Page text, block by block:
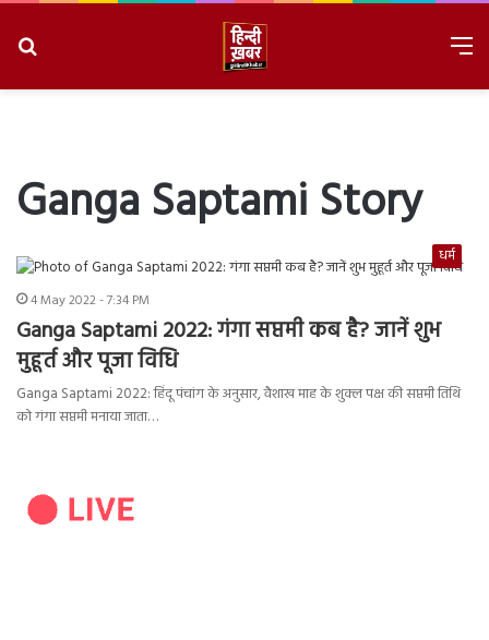
Ganga Saptami Story
धर्म
4 May 2022 - 7:34 PM
Ganga Saptami 2022: गंगा सप्तमी कब है? जानें शुभ
मुहूर्त और पूजा विधि
Ganga Saptami 2022: हिंदू पंचांग के अनुसार, वैशाख माह के शुक्ल पक्ष की सप्तमी तिथि
को गंगा सप्तमी मनाया जाता…